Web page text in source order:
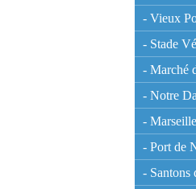
- Vieux
- Stade
- Marché
- Notre
- Marseille
- Port de
- Santons